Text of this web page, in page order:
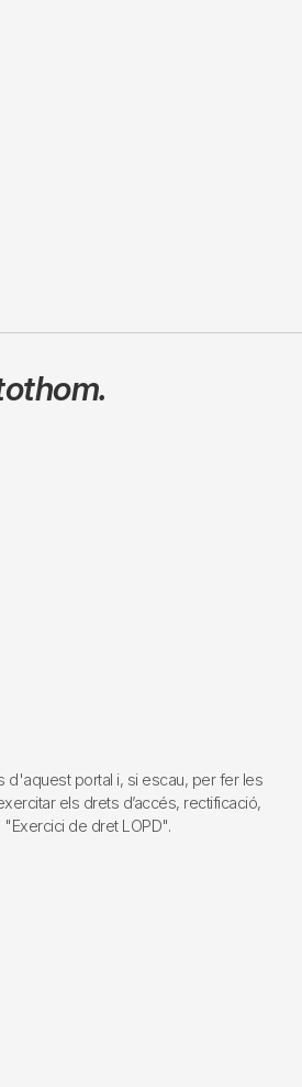
d'aquest portal i, si escau, per fer les
els drets d’accés, rectificació,
"Exercici de dret LOPD".